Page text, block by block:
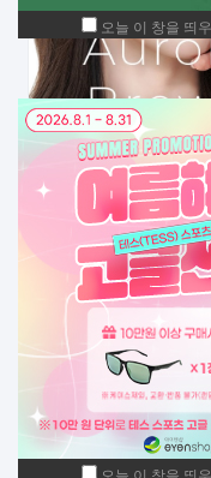
콘택트/렌즈
공구/액세서